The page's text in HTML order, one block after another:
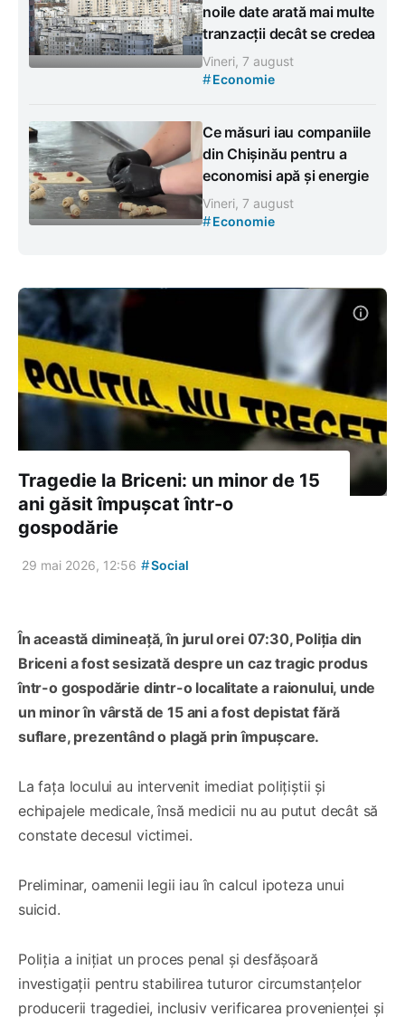
noile date arată mai multe
tranzacții decât se credea
Vineri, 7 august
#Economie
Ce măsuri iau companiile
din Chișinău pentru a
economisi apă și energie
Vineri, 7 august
#Economie
Tragedie la Briceni: un minor de 15
ani găsit împușcat într-o
gospodărie
29 mai 2026, 12:56 #Social
În această dimineață, în jurul orei 07:30, Poliția din
Briceni a fost sesizată despre un caz tragic produs
într-o gospodărie dintr-o localitate a raionului, unde
un minor în vârstă de 15 ani a fost depistat fără
suflare, prezentând o plagă prin împușcare.
La fața locului au intervenit imediat polițiștii și
echipajele medicale, însă medicii nu au putut decât să
constate decesul victimei.
Preliminar, oamenii legii iau în calcul ipoteza unui
suicid.
Poliția a inițiat un proces penal și desfășoară
investigații pentru stabilirea tuturor circumstanțelor
producerii tragediei, inclusiv verificarea provenienței și